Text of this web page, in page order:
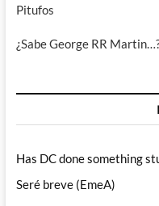
Pitufos
¿Sabe George RR
Has DC done something
Seré breve (EmeA)